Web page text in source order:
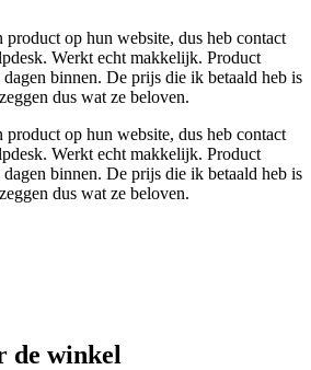
op hun website, dus heb contact
Werkt echt makkelijk. Product
dagen binnen. De prijs die ik betaald heb is
dus wat ze beloven.
op hun website, dus heb contact
Werkt echt makkelijk. Product
dagen binnen. De prijs die ik betaald heb is
dus wat ze beloven.
de winkel